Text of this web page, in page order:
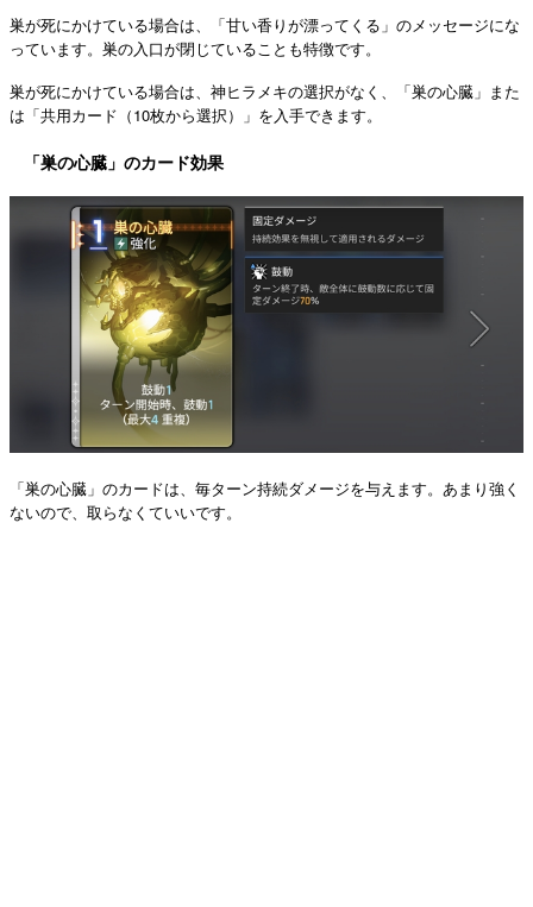
巣が死にかけている場合は、「甘い香りが漂ってくる」のメッセージにな
っています。巣の入口が閉じていることも特徴です。
巣が死にかけている場合は、神ヒラメキの選択がなく、「巣の心臓」また
は「共用カード（10枚から選択）」を入手できます。
「巣の心臓」のカード効果
「巣の心臓」のカードは、毎ターン持続ダメージを与えます。あまり強く
ないので、取らなくていいです。